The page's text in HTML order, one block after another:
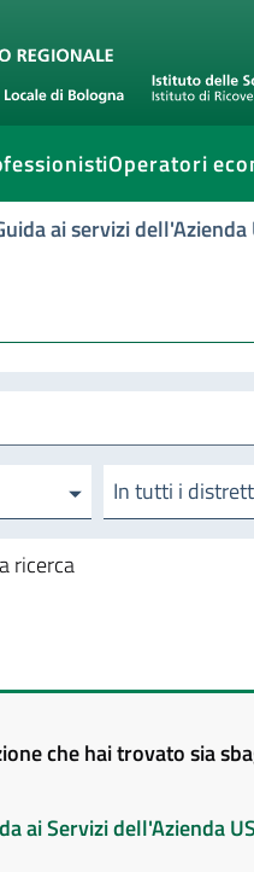
Operatori
ai servizi
In tutti i
ricerca
che hai trovato sia
ai Servizi dell'Azienda